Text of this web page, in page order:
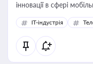
інновації в сфері
IT-індустрія